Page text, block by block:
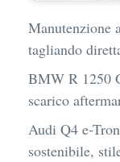
Manutenzione
tagliando
BMW R 1250
scarico
Audi Q4 e-
sostenibile,